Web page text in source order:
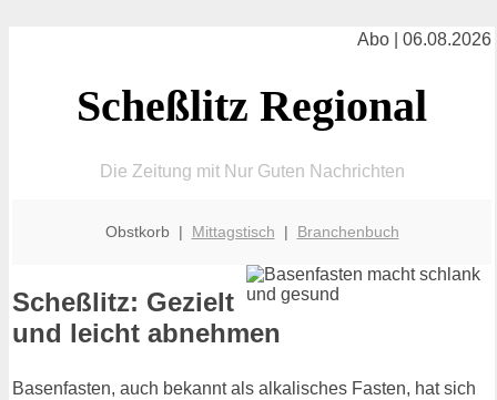
Abo | 06.08.2026
Scheßlitz Regional
Die Zeitung mit Nur Guten Nachrichten
Obstkorb | Mittagstisch | Branchenbuch
Scheßlitz: Gezielt
und leicht abnehmen
Basenfasten, auch bekannt als alkalisches Fasten, hat sich